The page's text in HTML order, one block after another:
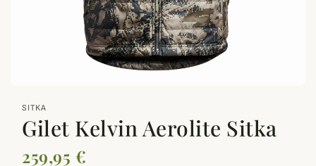
SITKA
Gilet Kelvin Aerolite Sitka
259,95 €